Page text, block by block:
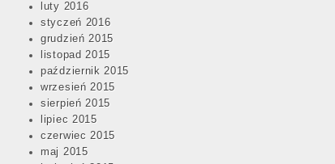
luty 2016
styczeń 2016
grudzień 2015
listopad 2015
październik 2015
wrzesień 2015
sierpień 2015
lipiec 2015
czerwiec 2015
maj 2015